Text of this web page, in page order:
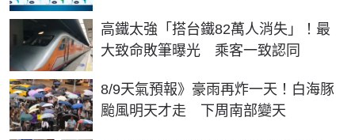
高鐵太強「搭台鐵82萬人消失」！最
大致命敗筆曝光 乘客一致認同
8/9天氣預報》豪雨再炸一天！白海豚
颱風明天才走 下周南部變天